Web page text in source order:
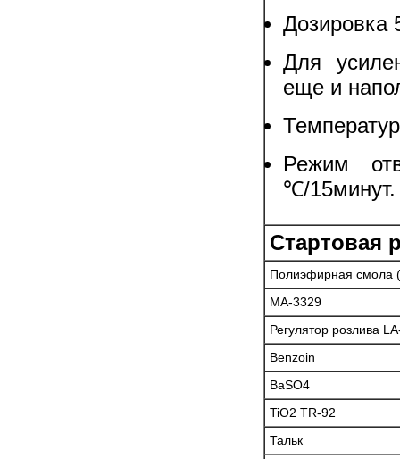
Дозировка
Для
еще и
Режим
℃/15минут.
Стартовая
Полиэфирная смола
MA-3329
Регулятор розлива
Benzoin
BaSO4
TiO2 TR-92
Тальк